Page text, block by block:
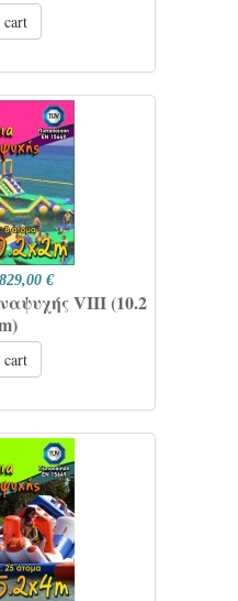
€
VIΙI (10.2